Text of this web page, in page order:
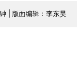
| 版面编辑：李东昊